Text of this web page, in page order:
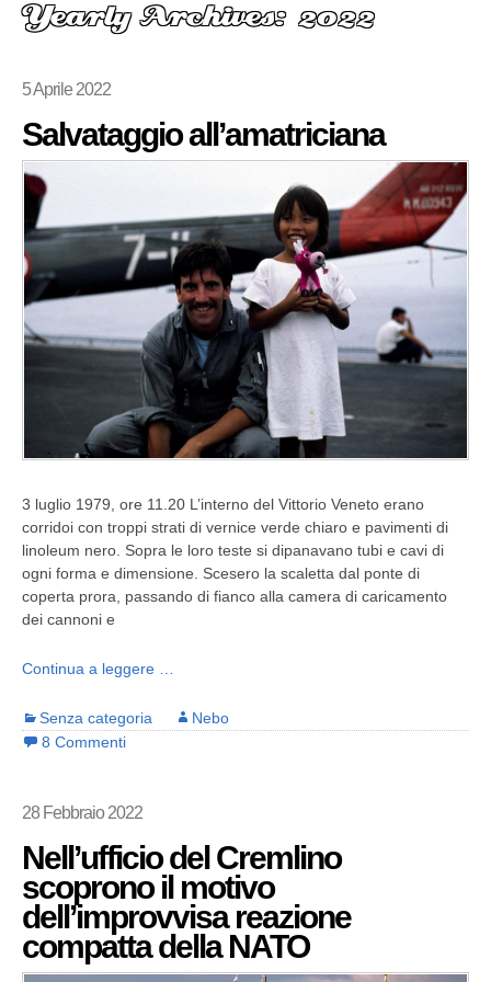
Yearly Archives: 2022
5 Aprile 2022
Salvataggio all’amatriciana
3 luglio 1979, ore 11.20 L’interno del Vittorio Veneto erano
corridoi con troppi strati di vernice verde chiaro e pavimenti di
linoleum nero. Sopra le loro teste si dipanavano tubi e cavi di
ogni forma e dimensione. Scesero la scaletta dal ponte di
coperta prora, passando di fianco alla camera di caricamento
dei cannoni e
Continua a leggere …
Senza categoria
Nebo
8 Commenti
28 Febbraio 2022
Nell’ufficio del Cremlino
scoprono il motivo
dell’improvvisa reazione
compatta della NATO